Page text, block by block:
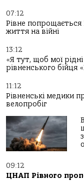
07:12
Рівне попрощається
життя на війні
13:12
«Я тут, щоб мої
рівненського бійця
11:12
Рівненські медики
велопробіг
09:12
ЦНАП Рівного